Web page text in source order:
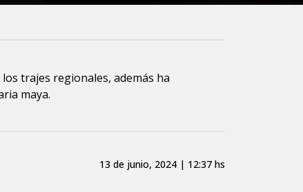
los trajes regionales, además ha
maya.
13 de junio, 2024 | 12:37 hs